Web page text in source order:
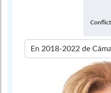
En 2018-2022 de